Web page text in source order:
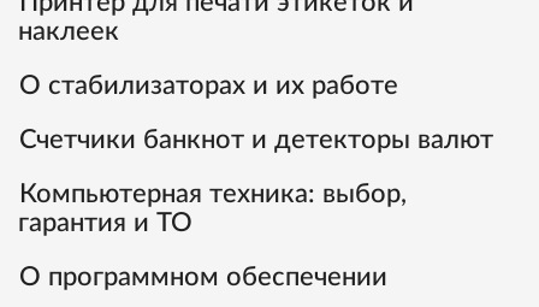
наклеек
О стабилизаторах и их работе
Счетчики банкнот и детекторы валют
Компьютерная техника: выбор,
гарантия и ТО
О программном обеспечении